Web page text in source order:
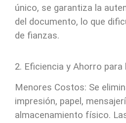
único, se garantiza la
del documento, lo que
de fianzas.
2. Eficiencia y Ahorro para
Menores Costos: Se
impresión, papel,
almacenamiento físico.